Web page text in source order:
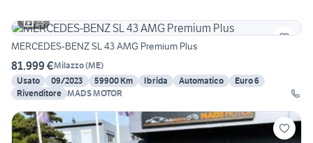
23
MERCEDES-BENZ SL 43 AMG Premium Plus
81.999 €Milazzo(ME)
Usato
09/2023 59900 Km Ibrida Automatico
Euro 6
Rivenditore MADS MOTOR